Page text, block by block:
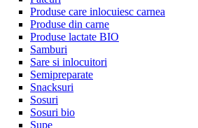
Produse care inlocuiesc carnea
Produse din carne
Produse lactate BIO
Samburi
Sare si inlocuitori
Semipreparate
Snacksuri
Sosuri
Sosuri bio
Supe